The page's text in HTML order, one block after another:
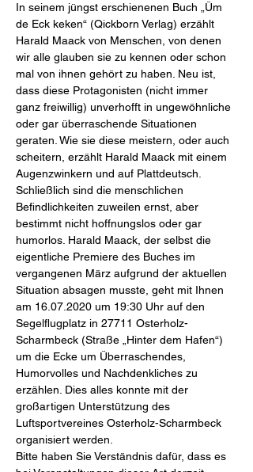
In seinem jüngst erschienenen Buch „Üm
de Eck keken“ (Qickborn Verlag) erzählt
Harald Maack von Menschen, von denen
wir alle glauben sie zu kennen oder schon
mal von ihnen gehört zu haben. Neu ist,
dass diese Protagonisten (nicht immer
ganz freiwillig) unverhofft in ungewöhnliche
oder gar überraschende Situationen
geraten. Wie sie diese meistern, oder auch
scheitern, erzählt Harald Maack mit einem
Augenzwinkern und auf Plattdeutsch.
Schließlich sind die menschlichen
Befindlichkeiten zuweilen ernst, aber
bestimmt nicht hoffnungslos oder gar
humorlos. Harald Maack, der selbst die
eigentliche Premiere des Buches im
vergangenen März aufgrund der aktuellen
Situation absagen musste, geht mit Ihnen
am 16.07.2020 um 19:30 Uhr auf den
Segelflugplatz in 27711 Osterholz-
Scharmbeck (Straße „Hinter dem Hafen“)
um die Ecke um Überraschendes,
Humorvolles und Nachdenkliches zu
erzählen. Dies alles konnte mit der
großartigen Unterstützung des
Luftsportvereines Osterholz-Scharmbeck
organisiert werden.
Bitte haben Sie Verständnis dafür, dass es